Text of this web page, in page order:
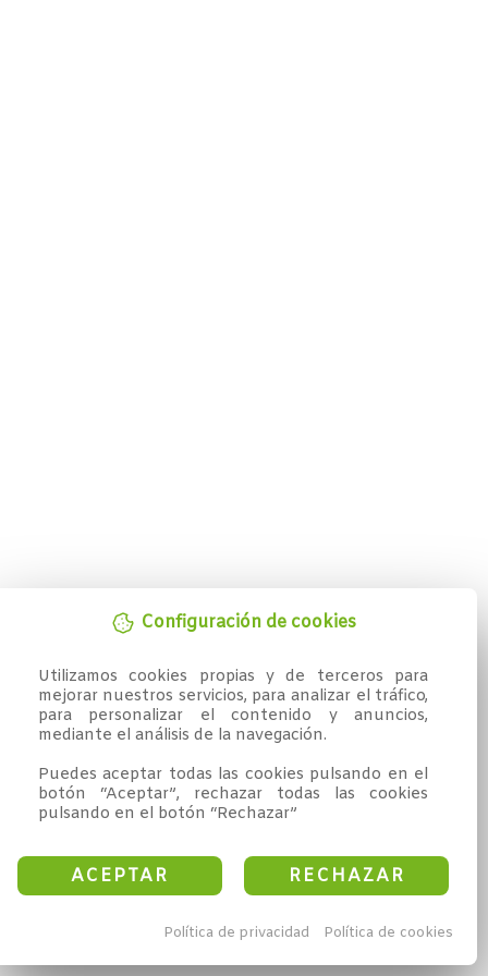
Configuración de cookies
Utilizamos cookies propias y de terceros para
mejorar nuestros servicios, para analizar el tráfico,
para personalizar el contenido y anuncios,
mediante el análisis de la navegación.
Puedes aceptar todas las cookies pulsando en el
botón “Aceptar”, rechazar todas las cookies
pulsando en el botón “Rechazar”
ACEPTAR RECHAZAR
Política de privacidad Política de cookies